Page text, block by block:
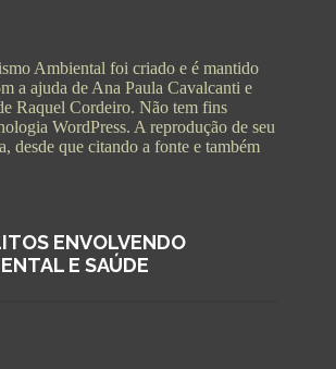
Ambiental foi criado e é mantido
a ajuda de Ana Paula Cavalcanti e
Raquel Cordeiro. Não tem fins
WordPress. A reprodução de seu
desde que citando a fonte e também
ENVOLVENDO
E SAÚDE